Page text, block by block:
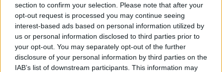
section to confirm your selection. Please note that after your
opt-out request is processed you may continue seeing
interest-based ads based on personal information utilized by
us or personal information disclosed to third parties prior to
your opt-out. You may separately opt-out of the further
disclosure of your personal information by third parties on the
IAB’s list of downstream participants. This information may
CIENCIA Y TECNOLOGÍA